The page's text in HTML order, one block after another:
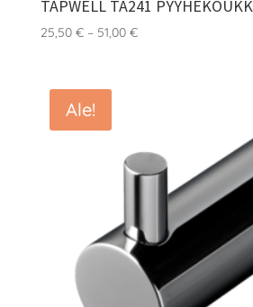
TAPWELL TA241
25,50 € – 51,00 €Hintaluokka:
Ale!